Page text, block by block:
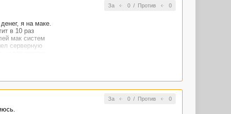
За 0/ Против 0
я на маке.
в 10 раз
мак систем
серверную
- сделать
доступ
мало.
что люди
За 0/ Против 0